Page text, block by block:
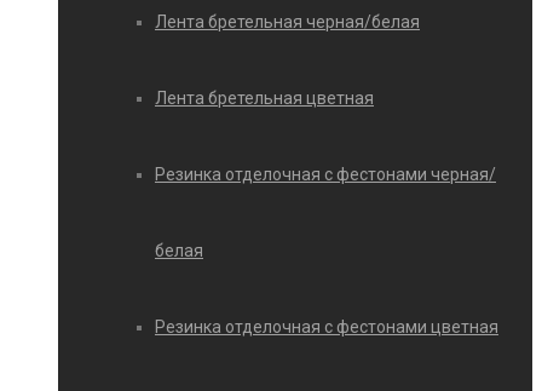
Лента бретельная черная/белая
Лента бретельная цветная
Резинка отделочная с фестонами черная/
белая
Резинка отделочная с фестонами цветная